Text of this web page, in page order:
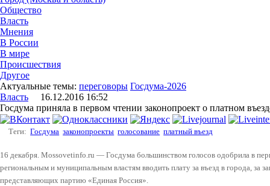
Общество
Власть
Мнения
В России
В мире
Происшествия
Другое
Актуальные темы: переговоры Госдума-2026
Власть 16.12.2016 16:52
Госдума приняла в первом чтении законопроект о платном
Теги: Госдума законопроекты голосование платный въезд
16 декабря. Mossovetinfo.ru — Госдума большинством голосов одобрила в
региональным и муниципальным властям вводить плату за въезд в города, за
представляющих партию «Единая Россия».